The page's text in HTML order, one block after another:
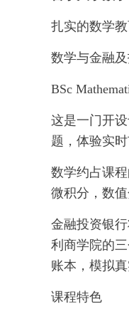
扎实的数学
数学与金融及
BSc
这是一门开
题，体验实
数学约占课
微积分，数
金融投资银
利商学院的
账本，模拟
课程特色